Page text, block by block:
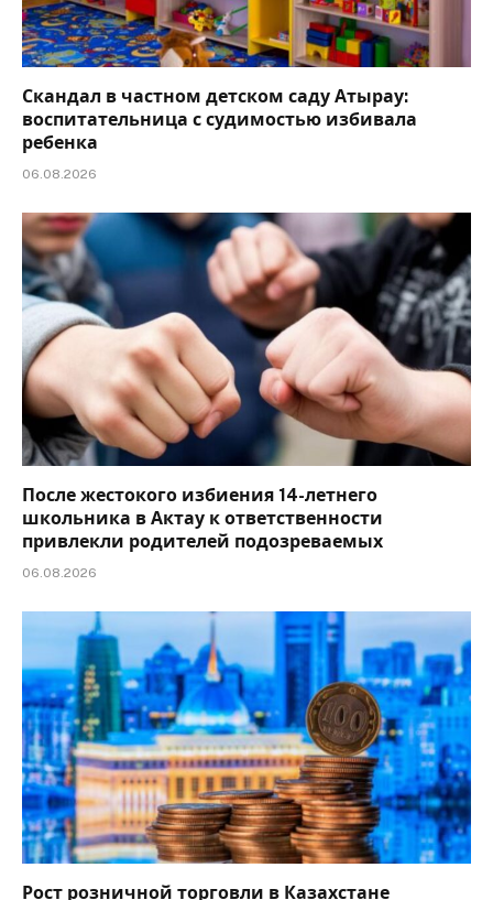
Скандал в частном детском саду Атырау:
воспитательница с судимостью избивала
ребенка
06.08.2026
После жестокого избиения 14-летнего
школьника в Актау к ответственности
привлекли родителей подозреваемых
06.08.2026
Рост розничной торговли в Казахстане